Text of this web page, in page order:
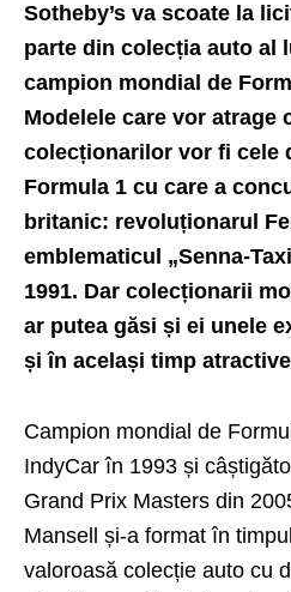
Sotheby’s va scoate la
parte din colecția auto al
campion mondial de
Modelele care vor atrage
colecționarilor vor fi cele
Formula 1 cu care a
britanic: revoluționarul
emblematicul „Senna-
1991. Dar colecționarii
ar putea găsi și ei unele
și în același timp
Campion mondial de
IndyCar în 1993 și
Grand Prix Masters din
Mansell și-a format în
valoroasă colecție auto cu